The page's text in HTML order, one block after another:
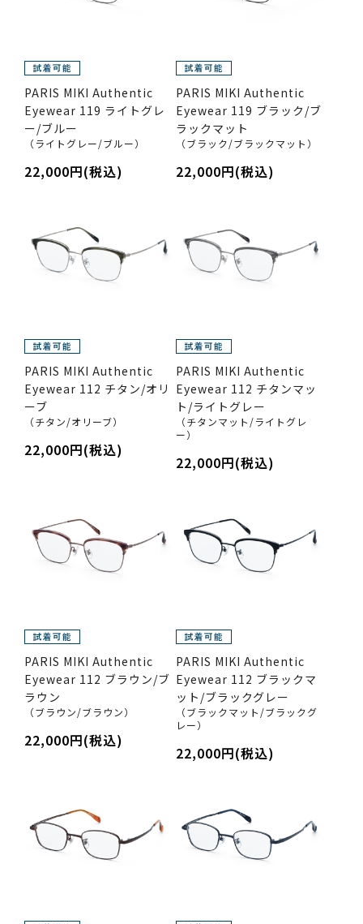
PARIS MIKI Authentic
Eyewear 119 ライトグレ
ー/ブルー
（ライトグレー/ブルー）
22,000円(税込)
PARIS MIKI Authentic
Eyewear 119 ブラック/ブ
ラックマット
（ブラック/ブラックマット）
22,000円(税込)
PARIS MIKI Authentic
Eyewear 112 チタン/オリ
ーブ
（チタン/オリーブ）
22,000円(税込)
PARIS MIKI Authentic
Eyewear 112 チタンマッ
ト/ライトグレー
（チタンマット/ライトグレ
ー）
22,000円(税込)
PARIS MIKI Authentic
Eyewear 112 ブラウン/ブ
ラウン
（ブラウン/ブラウン）
22,000円(税込)
PARIS MIKI Authentic
Eyewear 112 ブラックマ
ット/ブラックグレー
（ブラックマット/ブラックグ
レー）
22,000円(税込)